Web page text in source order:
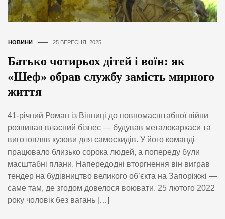
НОВИНИ 25 ВЕРЕСНЯ, 2025
Батько чотирьох дітей і воїн: як
«Шеф» обрав службу замість мирного
життя
41-річний Роман із Вінниці до повномасштабної війни
розвивав власний бізнес — будував металокаркаси та
виготовляв кузови для самоскидів. У його команді
працювало близько сорока людей, а попереду були
масштабні плани. Напередодні вторгнення він виграв
тендер на будівництво великого об’єкта на Запоріжжі —
саме там, де згодом довелося воювати. 25 лютого 2022
року чоловік без вагань […]